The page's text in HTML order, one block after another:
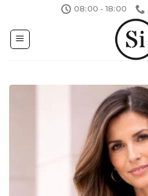
content
08:00 - 18:00